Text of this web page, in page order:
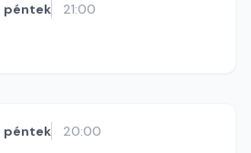
péntek 21:00
péntek 20:00